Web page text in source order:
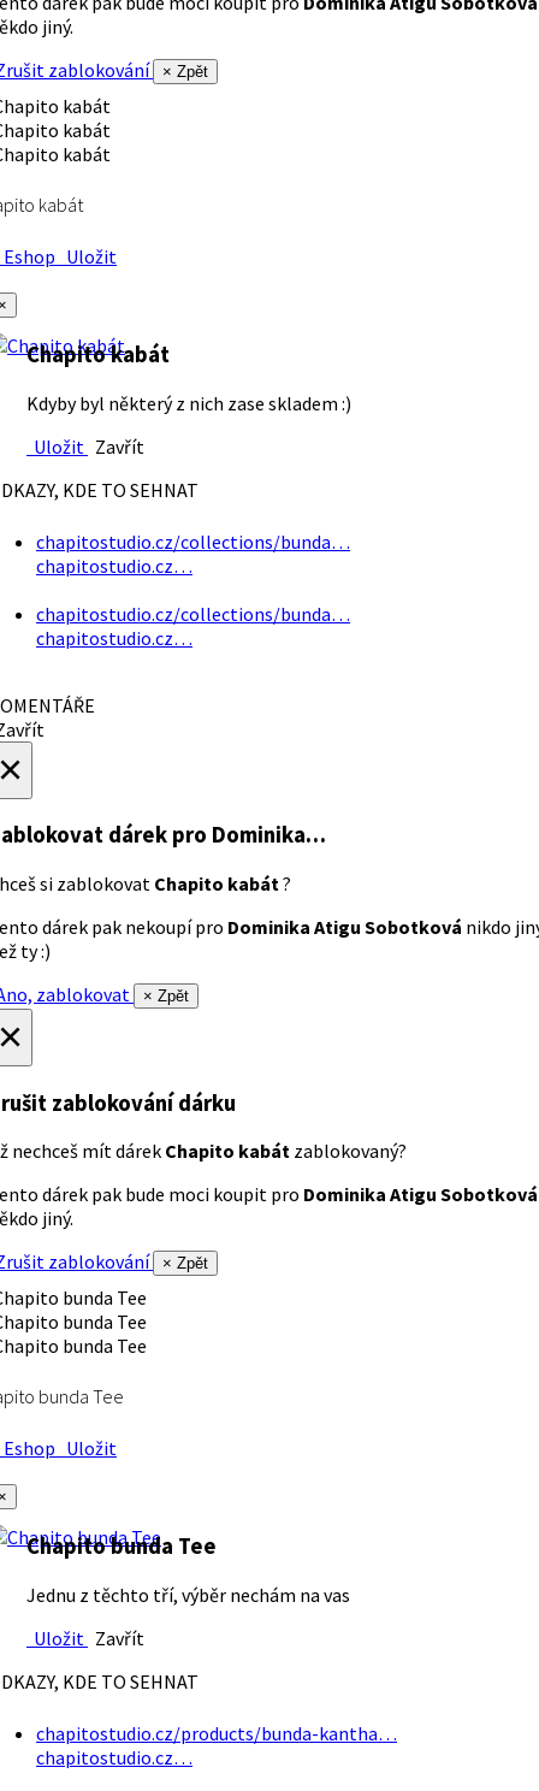
jiný.
zablokování
× Zpět
kabát
Uložit
Chapito kabát
Kdyby byl některý z nich zase skladem :)
Uložit Zavřít
KDE TO SEHNAT
chapitostudio.cz/collections/bunda…
chapitostudio.cz…
chapitostudio.cz/collections/bunda…
chapitostudio.cz…
dárek pro Dominika…
si zablokovat Chapito kabát ?
dárek pak nekoupí pro Dominika Atigu Sobotková nikdo
ty :)
zablokovat
× Zpět
zablokování dárku
nechceš mít dárek Chapito kabát zablokovaný?
dárek pak bude moci koupit pro Dominika Atigu Sobotková
jiný.
zablokování
× Zpět
bunda Tee
Uložit
Chapito bunda Tee
Jednu z těchto tří, výběr nechám na vas
Uložit Zavřít
KDE TO SEHNAT
chapitostudio.cz/products/bunda-kantha…
chapitostudio.cz…